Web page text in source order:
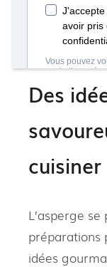
pouvez
pour les
Des
cuisiner
L’asperge
préparations
idées